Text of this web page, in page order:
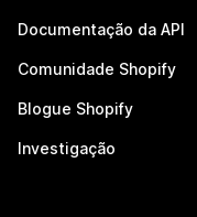
Documentação da API
Comunidade Shopify
Blogue Shopify
Investigação